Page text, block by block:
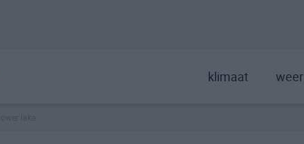
klimaat weer